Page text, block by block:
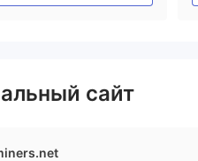
сайт